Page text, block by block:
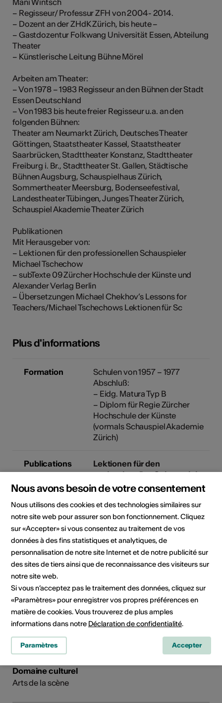
– Regisseur/ Professur ZFH von 2004- 2014.
– Dozent an der ZHdK Zürich, bis heute –
– Gastdozentur Folkwang Universität Essen, Abteilung
Theater
– Künstlerische Leitung Bühne Mörel
Arbeiten am Theater:
– Von 1978 – 1983 Regisseur an den Bühnen der Stadt
Essen Deutschland
– Von 1983 bis heute freier Regisseur u.a. an den
folgenden Bühnen:
Theater am Neumarkt Zürich, Deutsches Theater
Göttingen, Staatstheater Kassel, Staatstheater
Saarbrücken, Stadttheater Konstanz, Stadttheater
Freiburg i. Br., Stadttheater St. Gallen, Städtische
Bühnen Augsburg, Schauspielhaus Zürich,
Sommertheater Meersburg, Bodenseefestival,
Landestheater Tübingen, Junges Theater Zürich,
Schauspiel Akademie Theater Zürich
Publikationen
Mit Herausgeber von:
– Lektionen für den professionellen Schauspieler
Michael Tschechow
– subTexte 09 Zürcher Hochschule der Künste und
Alexander Verlag Berlin
– Übersetzungen Michael Chekhov’s Lessons for
Teachers/Michael Tschechows Lektionen für Sc
Plus d'informations
Formation
Schulen von 1957 – 1977
Abschluß:
– Eidg. Matura Typ B
– Diplom für Regie Zürcher
Hochschule der Künste
(vormals Schauspiel Akademie
Zürich)
Publications
Lektionen für den
professionellen Schauspieler
Type de publication: Ouvrage
subTexte 09 Zürcher
Hochschule der Künste und
Alexander Verlag Berlin
Michael Tschechows
Schauspiellehrer
Type de publication: Ouvrage
Edition / label / distributeur:
MICHA
Domaine culturel
Arts de la scène
Nous avons besoin de votre consentement
Nous utilisons des cookies et des technologies similaires sur
notre site web pour assurer son bon fonctionnement. Cliquez
sur «Accepter» si vous consentez au traitement de vos
données à des fins statistiques et analytiques, de
personnalisation de notre site Internet et de notre publicité sur
des sites de tiers ainsi que de reconnaissance des visiteurs sur
notre site web.
Si vous n’acceptez pas le traitement des données, cliquez sur
«Paramètres» pour enregistrer vos propres préférences en
matière de cookies. Vous trouverez de plus amples
informations dans notre Déclaration de confidentialité.
Paramètres Accepter